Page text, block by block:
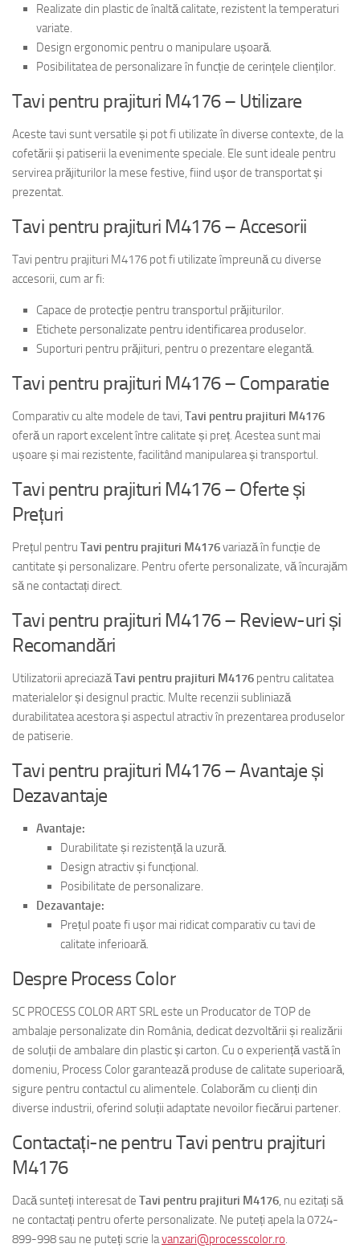
Realizate din plastic de înaltă calitate, rezistent la temperaturi
variate.
Design ergonomic pentru o manipulare ușoară.
Posibilitatea de personalizare în funcție de cerințele clienților.
Tavi pentru prajituri M4176 – Utilizare
Aceste tavi sunt versatile și pot fi utilizate în diverse contexte, de la
cofetării și patiserii la evenimente speciale. Ele sunt ideale pentru
servirea prăjiturilor la mese festive, fiind ușor de transportat și
prezentat.
Tavi pentru prajituri M4176 – Accesorii
Tavi pentru prajituri M4176 pot fi utilizate împreună cu diverse
accesorii, cum ar fi:
Capace de protecție pentru transportul prăjiturilor.
Etichete personalizate pentru identificarea produselor.
Suporturi pentru prăjituri, pentru o prezentare elegantă.
Tavi pentru prajituri M4176 – Comparatie
Comparativ cu alte modele de tavi, Tavi pentru prajituri M4176
oferă un raport excelent între calitate și preț. Acestea sunt mai
ușoare și mai rezistente, facilitând manipularea și transportul.
Tavi pentru prajituri M4176 – Oferte și
Prețuri
Prețul pentru Tavi pentru prajituri M4176variază în funcție de
cantitate și personalizare. Pentru oferte personalizate, vă încurajăm
să ne contactați direct.
Tavi pentru prajituri M4176 – Review-uri și
Recomandări
Utilizatorii apreciazăTavi pentru prajituri M4176 pentru calitatea
materialelor și designul practic. Multe recenzii subliniază
durabilitatea acestora și aspectul atractiv în prezentarea produselor
de patiserie.
Tavi pentru prajituri M4176 – Avantaje și
Dezavantaje
Avantaje:
Durabilitate și rezistență la uzură.
Design atractiv și funcțional.
Posibilitate de personalizare.
Dezavantaje:
Prețul poate fi ușor mai ridicat comparativ cu tavi de
calitate inferioară.
Despre Process Color
SC PROCESS COLOR ART SRL este un Producator de TOP de
ambalaje personalizate din România, dedicat dezvoltării și realizării
de soluții de ambalare din plastic și carton. Cu o experiență vastă în
domeniu, Process Color garantează produse de calitate superioară,
sigure pentru contactul cu alimentele. Colaborăm cu clienți din
diverse industrii, oferind soluții adaptate nevoilor fiecărui partener.
Contactați-ne pentru Tavi pentru prajituri
M4176
Dacă sunteți interesat de Tavi pentru prajituri M4176, nu ezitați să
ne contactați pentru oferte personalizate. Ne puteți apela la 0724-
899-998 sau ne puteți scrie lavanzari@processcolor.ro.